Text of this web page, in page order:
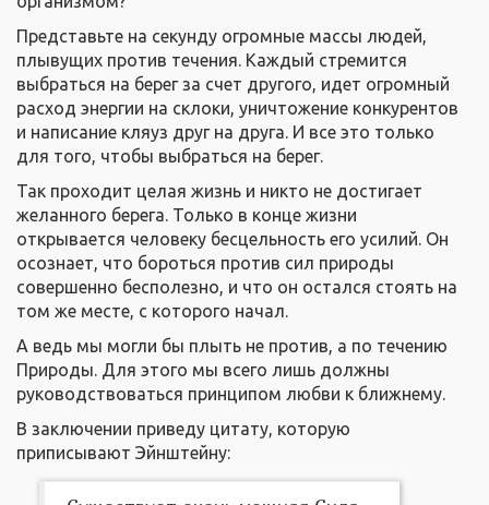
Представьте на секунду огромные массы людей,
плывущих против течения. Каждый стремится
выбраться на берег за счет другого, идет огромный
расход энергии на склоки, уничтожение конкурентов
и написание кляуз друг на друга. И все это только
для того, чтобы выбраться на берег.
Так проходит целая жизнь и никто не достигает
желанного берега. Только в конце жизни
открывается человеку бесцельность его усилий. Он
осознает, что бороться против сил природы
совершенно бесполезно, и что он остался стоять на
том же месте, с которого начал.
А ведь мы могли бы плыть не против, а по течению
Природы. Для этого мы всего лишь должны
руководствоваться принципом любви к ближнему.
В заключении приведу цитату, которую
приписывают Эйнштейну: